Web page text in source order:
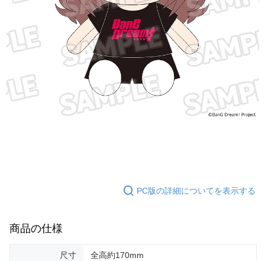
PC版の詳細についてを表示する
商品の仕様
尺寸 全高約170mm